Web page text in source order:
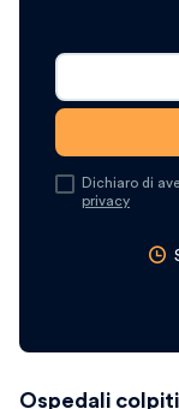
Dichiaro di
privacy
Ospedali